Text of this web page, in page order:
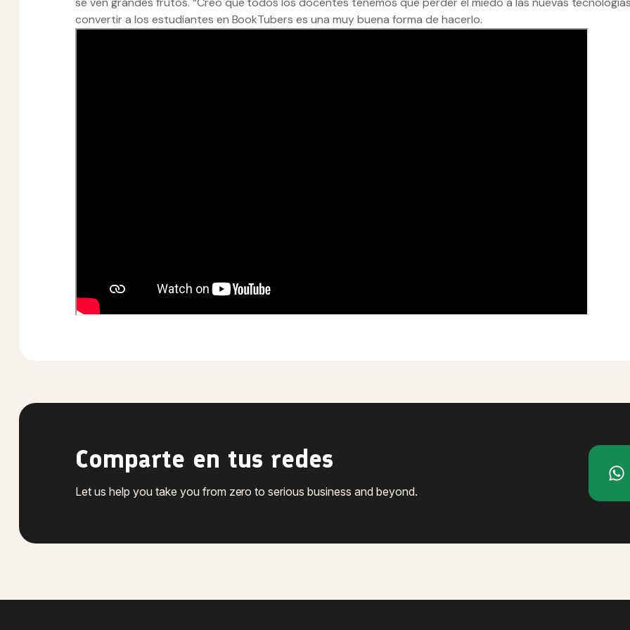
convertir a los estudiantes en BookTubers es una muy buena forma de hacerlo.
Comparte en tus redes
Let us help you take you from zero to serious business and beyond.